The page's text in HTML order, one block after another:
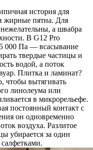
история для
жирные пятна. Для
а швабра
В G12 Pro
000 Па — всасывание
твердые частицы и
водой, а поток
Плитка и ламинат?
чтобы вытягивать
линолеума или
в микрорельефе.
постоянный контакт с
он одновременно
воздуха. Разлитое
убирается за один